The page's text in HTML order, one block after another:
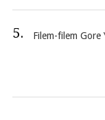
5. Filem-filem